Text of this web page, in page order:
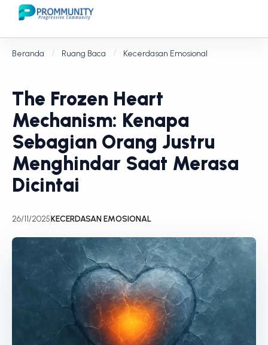
Beranda Ruang Baca Kecerdasan Emosional
The Frozen Heart
Mechanism: Kenapa
Sebagian Orang Justru
Menghindar Saat Merasa
Dicintai
26/11/2025KECERDASAN EMOSIONAL